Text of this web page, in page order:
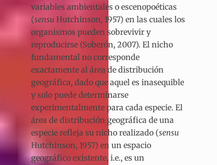
variables ambientales o escenopoéticas
(sensu Hutchinson, 1957) en las cuales los
organismos pueden sobrevivir y
reproducirse (Soberón, 2007). El nicho
fundamental no corresponde
exactamente al área de distribución
geográfica, dado que aquel es inasequible
y solo puede determinarse
experimentalmente para cada especie. El
área de distribución geográfica de una
especie refleja su nicho realizado (sensu
Hutchinson, 1957) en un espacio
geográfico existente, i.e., es un